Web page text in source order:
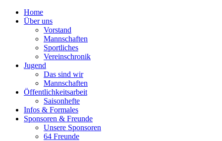
Home
Über uns
Vorstand
Mannschaften
Sportliches
Vereinschronik
Jugend
Das sind wir
Mannschaften
Öffentlichkeitsarbeit
Saisonhefte
Infos & Formales
Sponsoren & Freunde
Unsere Sponsoren
64 Freunde